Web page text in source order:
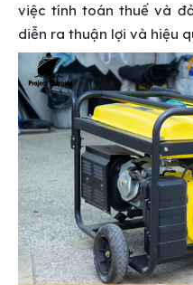
việc tính toán thuế và
diễn ra thuận lợi và hiệu